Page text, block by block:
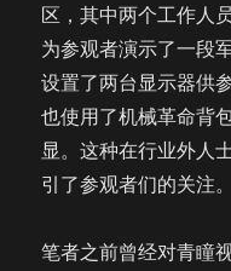
区，其中两个工作人
为参观者演示了一段
设置了两台显示器供
也使用了机械革命背
显。这种在行业外人
引了参观者们的关注。
笔者之前曾经对青瞳